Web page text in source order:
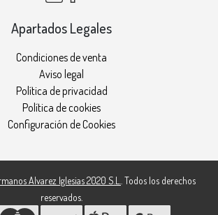
Apartados Legales
Condiciones de venta
Aviso legal
Política de privacidad
Política de cookies
Configuración de Cookies
Alvarez Iglesias 2020 S.L.. Todos los derechos
reservados.